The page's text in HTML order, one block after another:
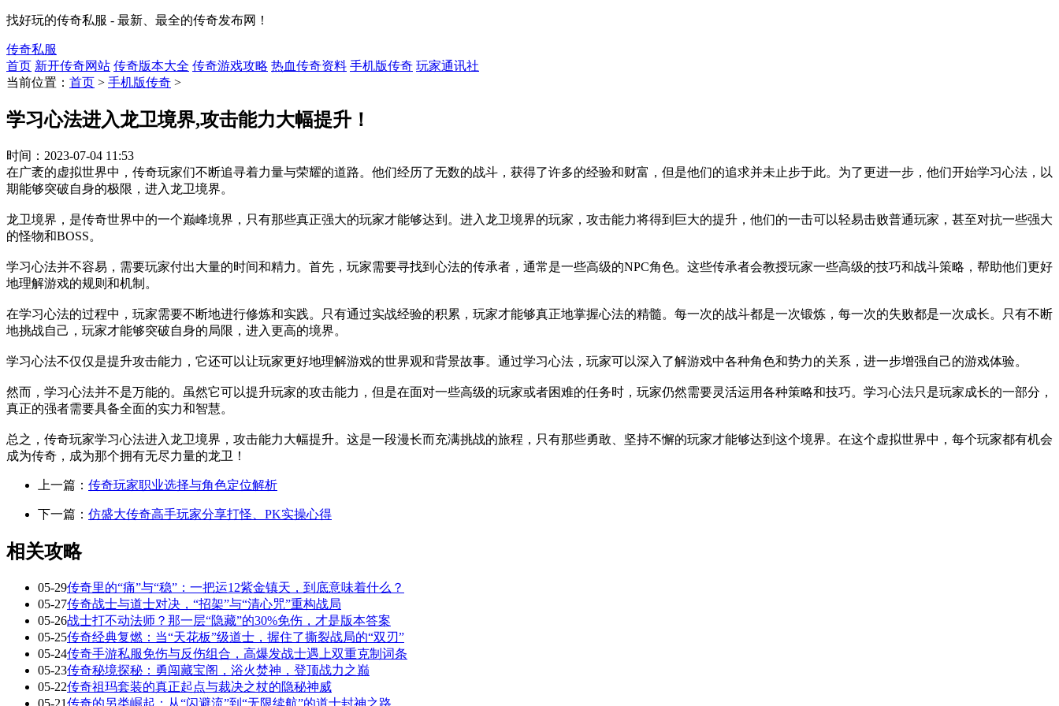
找好玩的传奇私服 - 最新、最全的传奇发布网！
传奇私服
首页 新开传奇网站 传奇版本大全 传奇游戏攻略 热血传奇资料 手机版传奇 玩家通讯社
当前位置： 首页 > 手机版传奇 >
学习心法进入龙卫境界,攻击能力大幅提升！
时间： 2023-07-04 11:53
在广袤的虚拟世界中，传奇玩家们不断追寻着力量与荣耀的道路。他们经历了无数的战斗，获得了许多的经验和财富，但是他们的追求并未止步于此。为了更进一步，他们开始学习心法，以
期能够突破自身的极限，进入龙卫境界。
龙卫境界，是传奇世界中的一个巅峰境界，只有那些真正强大的玩家才能够达到。进入龙卫境界的玩家，攻击能力将得到巨大的提升，他们的一击可以轻易击败普通玩家，甚至对抗一些强大
的怪物和BOSS。
学习心法并不容易，需要玩家付出大量的时间和精力。首先，玩家需要寻找到心法的传承者，通常是一些高级的NPC角色。这些传承者会教授玩家一些高级的技巧和战斗策略，帮助他们更好
地理解游戏的规则和机制。
在学习心法的过程中，玩家需要不断地进行修炼和实践。只有通过实战经验的积累，玩家才能够真正地掌握心法的精髓。每一次的战斗都是一次锻炼，每一次的失败都是一次成长。只有不断
地挑战自己，玩家才能够突破自身的局限，进入更高的境界。
学习心法不仅仅是提升攻击能力，它还可以让玩家更好地理解游戏的世界观和背景故事。通过学习心法，玩家可以深入了解游戏中各种角色和势力的关系，进一步增强自己的游戏体验。
然而，学习心法并不是万能的。虽然它可以提升玩家的攻击能力，但是在面对一些高级的玩家或者困难的任务时，玩家仍然需要灵活运用各种策略和技巧。学习心法只是玩家成长的一部分，
真正的强者需要具备全面的实力和智慧。
总之，传奇玩家学习心法进入龙卫境界，攻击能力大幅提升。这是一段漫长而充满挑战的旅程，只有那些勇敢、坚持不懈的玩家才能够达到这个境界。在这个虚拟世界中，每个玩家都有机会
成为传奇，成为那个拥有无尽力量的龙卫！
上一篇： 传奇玩家职业选择与角色定位解析
下一篇： 仿盛大传奇高手玩家分享打怪、PK实操心得
相关攻略
05-29传奇里的“痛”与“稳”：一把运12紫金镇天，到底意味着什么？
05-27传奇战士与道士对决，“招架”与“清心咒”重构战局
05-26战士打不动法师？那一层“隐藏”的30%免伤，才是版本答案
05-25传奇经典复燃：当“天花板”级道士，握住了撕裂战局的“双刃”
05-24传奇手游私服免伤与反伤组合，高爆发战士遇上双重克制词条
05-23传奇秘境探秘：勇闯藏宝阁，浴火焚神，登顶战力之巅
05-22传奇祖玛套装的真正起点与裁决之杖的隐秘神威
05-21传奇的另类崛起：从“闪避流”到“无限续航”的道士封神之路